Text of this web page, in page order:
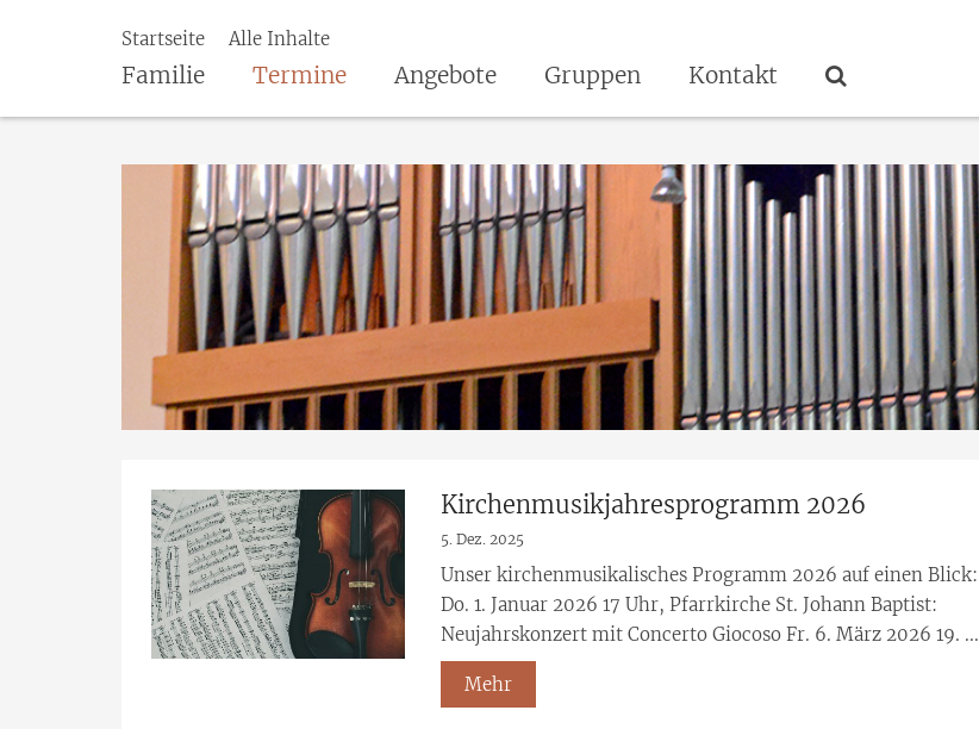
Startseite Alle Inhalte
Familie Termine Angebote Gruppen Kontakt
Kirchenmusikjahresprogramm 2026
5. Dez. 2025
Unser kirchenmusikalisches Programm 2026 auf einen Blick:
Do. 1. Januar 2026 17 Uhr, Pfarrkirche St. Johann Baptist:
Neujahrskonzert mit Concerto Giocoso Fr. 6. März 2026 19. ...
Mehr